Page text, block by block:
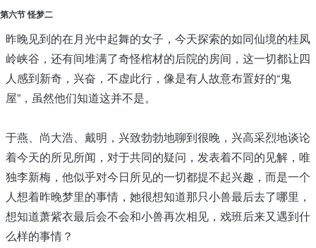
第六节 怪梦二
昨晚见到的在月光中起舞的女子，今天探索的如同仙境的桂凤
岭峡谷，还有间堆满了奇怪棺材的后院的房间，这一切都让四
人感到新奇，兴奋，不虚此行，像是有人故意布置好的“鬼
屋”，虽然他们知道这并不是。
于燕、尚大浩、戴明，兴致勃勃地聊到很晚，兴高采烈地谈论
着今天的所见所闻，对于共同的疑问，发表着不同的见解，唯
独李新梅，他似乎对今日所见的一切都提不起兴趣，而是一个
人想着昨晚梦里的事情，她很想知道那只小兽最后去了哪里，
想知道萧紫衣最后会不会和小兽再次相见，戏班后来又遇到什
么样的事情？